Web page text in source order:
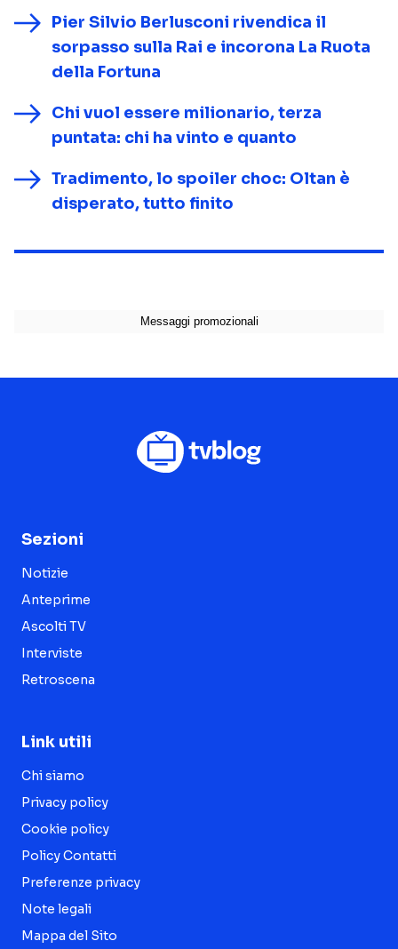
Pier Silvio Berlusconi rivendica il
sorpasso sulla Rai e incorona La Ruota
della Fortuna
Chi vuol essere milionario, terza
puntata: chi ha vinto e quanto
Tradimento, lo spoiler choc: Oltan è
disperato, tutto finito
Sezioni
Notizie
Anteprime
Ascolti TV
Interviste
Retroscena
Link utili
Chi siamo
Privacy policy
Cookie policy
Policy Contatti
Preferenze privacy
Note legali
Mappa del Sito